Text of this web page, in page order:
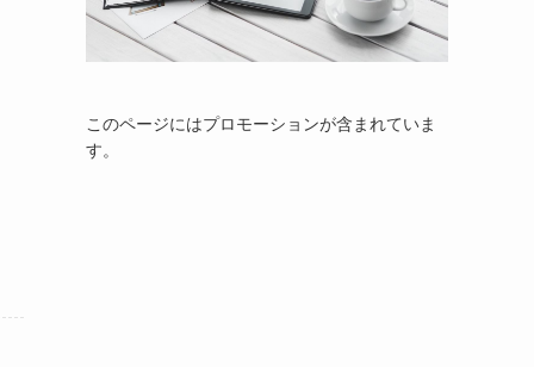
このページにはプロモーションが含まれていま
す。